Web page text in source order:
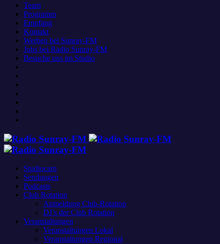
Team
Programm
Empfang
Kontakt
Werben bei Sunray-FM
Jobs bei Radio Sunray-FM
Besuche uns im Studio
Studiocam
Sendungen
Podcasts
Club Rotation
Anmeldung Club-Rotation
DJ’s der Club Rotation
Veranstaltungen
Veranstaltungen Lokal
Veranstaltungen Regional